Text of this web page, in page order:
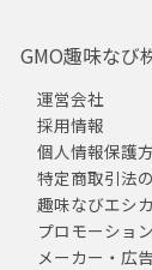
GMO趣味なび
運営会社
採用情報
個人情報保護
特定商取引法
趣味なびエシ
プロモーショ
メーカー・広